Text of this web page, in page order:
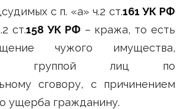
с п. «а» ч.2 ст.161 УК РФ
ст.158 УК РФ – кража, то есть
чужого имущества,
группой лиц по
сговору, с причинением
ущерба гражданину.